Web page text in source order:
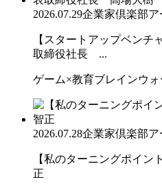
2026.07.29企業家倶楽部ア
【スタートアップベンチ
取締役社長 ...
ゲーム×教育ブレインウ
2026.07.28企業家倶楽部ア
【私のターニングポイ
正